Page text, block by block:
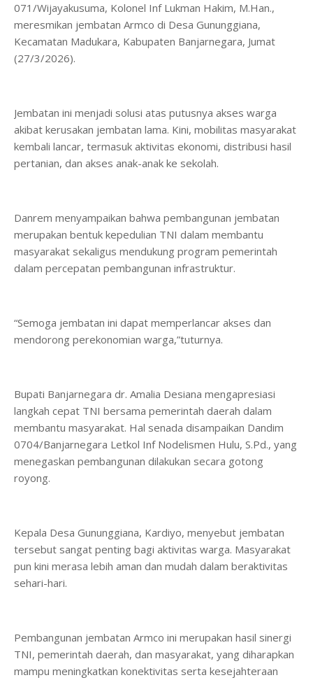
071/Wijayakusuma, Kolonel Inf Lukman Hakim, M.Han.,
meresmikan jembatan Armco di Desa Gununggiana,
Kecamatan Madukara, Kabupaten Banjarnegara, Jumat
(27/3/2026).
Jembatan ini menjadi solusi atas putusnya akses warga
akibat kerusakan jembatan lama. Kini, mobilitas masyarakat
kembali lancar, termasuk aktivitas ekonomi, distribusi hasil
pertanian, dan akses anak-anak ke sekolah.
Danrem menyampaikan bahwa pembangunan jembatan
merupakan bentuk kepedulian TNI dalam membantu
masyarakat sekaligus mendukung program pemerintah
dalam percepatan pembangunan infrastruktur.
“Semoga jembatan ini dapat memperlancar akses dan
mendorong perekonomian warga,”tuturnya.
Bupati Banjarnegara dr. Amalia Desiana mengapresiasi
langkah cepat TNI bersama pemerintah daerah dalam
membantu masyarakat. Hal senada disampaikan Dandim
0704/Banjarnegara Letkol Inf Nodelismen Hulu, S.Pd., yang
menegaskan pembangunan dilakukan secara gotong
royong.
Kepala Desa Gununggiana, Kardiyo, menyebut jembatan
tersebut sangat penting bagi aktivitas warga. Masyarakat
pun kini merasa lebih aman dan mudah dalam beraktivitas
sehari-hari.
Pembangunan jembatan Armco ini merupakan hasil sinergi
TNI, pemerintah daerah, dan masyarakat, yang diharapkan
mampu meningkatkan konektivitas serta kesejahteraan